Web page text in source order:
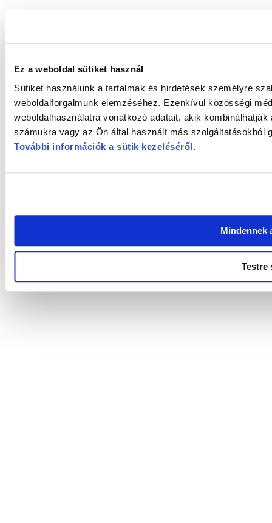
Ez a weboldal sütiket használ
Sütiket használunk a tartalmak és hirdetések személyre
weboldalforgalmunk elemzéséhez. Ezenkívül közösségi
weboldalhasználatra vonatkozó adatait, akik
számukra vagy az Ön által használt más szolgáltatásokból
További információk a sütik kezeléséről.
Mindennek
Testre
GYŐRI SZALONa
Szerkesztők:SZABÓ SZILVIA, SZABADOS
Fotók:
Szerkesztőség:9021 Győr, Baross Gábor u. 4. Tel.: +36/
Szerzői jogok:az oldal teljes tartalmát szerzői jog védi, bármiféle